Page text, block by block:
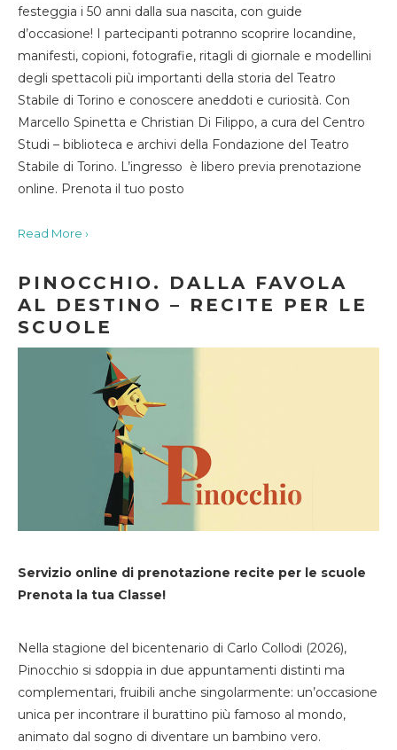
festeggia i 50 anni dalla sua nascita, con guide
d’occasione! I partecipanti potranno scoprire locandine,
manifesti, copioni, fotografie, ritagli di giornale e modellini
degli spettacoli più importanti della storia del Teatro
Stabile di Torino e conoscere aneddoti e curiosità. Con
Marcello Spinetta e Christian Di Filippo, a cura del Centro
Studi – biblioteca e archivi della Fondazione del Teatro
Stabile di Torino. L’ingresso è libero previa prenotazione
online. Prenota il tuo posto
Read More ›
PINOCCHIO. DALLA FAVOLA
AL DESTINO – RECITE PER LE
SCUOLE
Servizio online di prenotazione recite per le scuole
Prenota la tua Classe!
Nella stagione del bicentenario di Carlo Collodi (2026),
Pinocchio si sdoppia in due appuntamenti distinti ma
complementari, fruibili anche singolarmente: un’occasione
unica per incontrare il burattino più famoso al mondo,
animato dal sogno di diventare un bambino vero.